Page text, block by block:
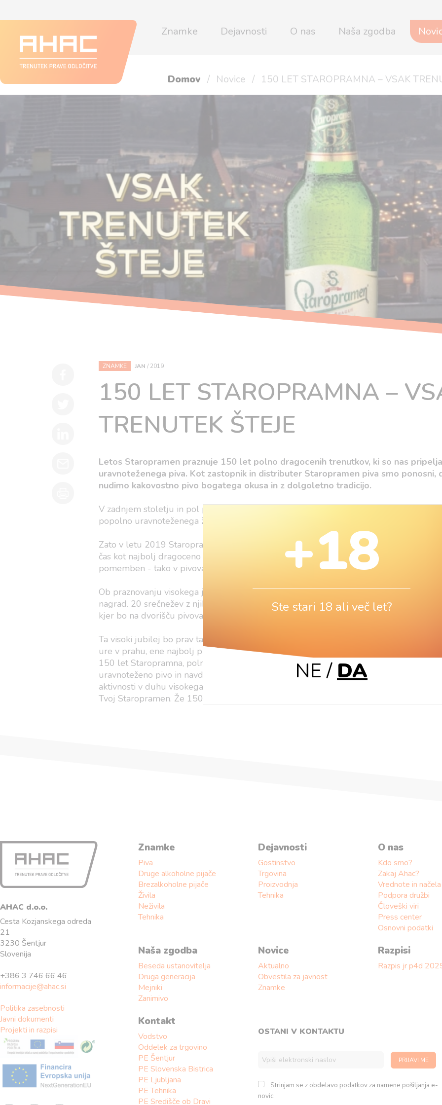
Znamke Dejavnosti O nas Naša zgodba
Domov Novice 150 LET STAROPRAMNA – VSAK
ZNAMKE JAN /2019
150 LET STAROPRAMNA –
TRENUTEK ŠTEJE
Letos Staropramen praznuje 150 let polno dragocenih trenutkov, ki so nas
uravnoteženega piva. Kot zastopnik in distributer Staropramen piva smo ponosni,
nudimo kakovostno pivo bogatega okusa in z dolgoletno tradicijo.
V zadnjem stoletju in pol pivo Staropramen predstavlja tako simbol praške
popolno uravnoteženega življenja; življenja, v katerem najdemo pravo ravnotežja
Zato v letu 2019 Staropramen predstavlja svojo obletnico skozi slogan “Vsak
čas kot najbolj dragoceno vrednoto. Vse dokler se bomo trudili, da bo vsak trenutek
pomemben - tako v pivovarstvu kot v življenju - bomo vedno lahko dosegli popolno
Ob praznovanju visokega jubileja Staropramna, bomo organizirali nagradno igro,
nagrad. 20 srečnežev z njihovimi partnerji bomo odpeljali tudi v Prago na
kjer bo na dvorišču pivovarne 12.9.2019 organiziran koncert Nile Rogers & Chic.
Ta visoki jubilej bo prav tako označen na izdelku, katerega etiketa bo skozi celo leto
ure v prahu, ene najbolj priljubljenih ur na svetu.
150 let Staropramna, polnih izkušenj in neprecenljivega znanja vrhunskih mojstrov,
uravnoteženo pivo in navdih za mnoge druge pomembne trenutke v prihodnosti.
aktivnosti v duhu visokega jubileja, 150. let.
Tvoj Staropramen. Že 150 let ustvarja tvoje trenutke še bolj posebne.
AHAC d.o.o.
Cesta Kozjanskega odreda
21
3230 Šentjur
Slovenija
+386 3 746 66 46
informacije@ahac.si
Politika zasebnosti
Javni dokumenti
Projekti in razpisi
Znamke
Piva
Druge alkoholne pijače
Brezalkoholne pijače
Živila
Neživila
Tehnika
Dejavnosti
Gostinstvo
Trgovina
Proizvodnja
Tehnika
O nas
Kdo smo?
Zakaj Ahac?
Vrednote in načela
Podpora družbi
Človeški viri
Press center
Osnovni podatki
Naša zgodba
Beseda ustanovitelja
Druga generacija
Mejniki
Zanimivo
Novice
Aktualno
Obvestila za javnost
Znamke
Razpisi
Razpis jr p4d
Kontakt
Vodstvo
Oddelek za trgovino
PE Šentjur
PE Slovenska Bistrica
PE Ljubljana
PE Tehnika
PE Središče ob Dravi
OSTANI V KONTAKTU
Strinjam se z obdelavo podatkov za namene pošiljanja e-
novic
+18
Ste stari 18 ali več let?
NE /DA